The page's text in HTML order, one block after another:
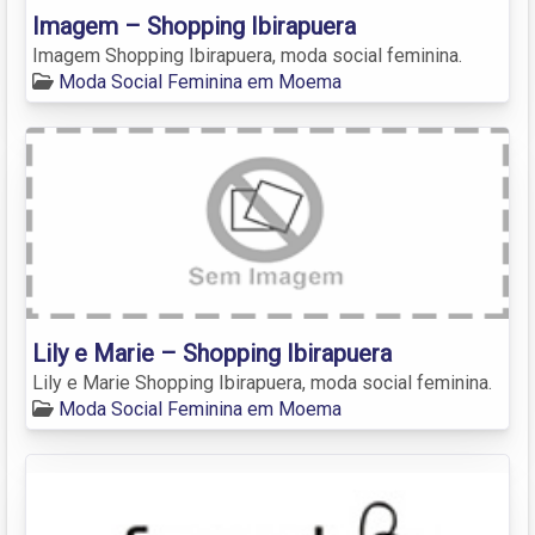
Imagem – Shopping Ibirapuera
Imagem Shopping Ibirapuera, moda social feminina.
Moda Social Feminina em Moema
Lily e Marie – Shopping Ibirapuera
Lily e Marie Shopping Ibirapuera, moda social feminina.
Moda Social Feminina em Moema